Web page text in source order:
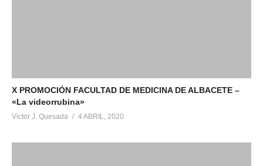
X PROMOCIÓN FACULTAD DE MEDICINA DE ALBACETE –
«La videorrubina»
Victor J. Quesada 4 ABRIL, 2020